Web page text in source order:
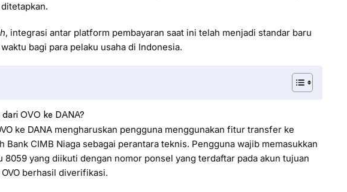
, integrasi antar platform pembayaran saat ini telah menjadi standar baru
bagi para pelaku usaha di Indonesia.
OVO ke DANA?
ke DANA mengharuskan pengguna menggunakan fitur transfer ke
Bank CIMB Niaga sebagai perantara teknis. Pengguna wajib memasukkan
8059 yang diikuti dengan nomor ponsel yang terdaftar pada akun tujuan
berhasil diverifikasi.